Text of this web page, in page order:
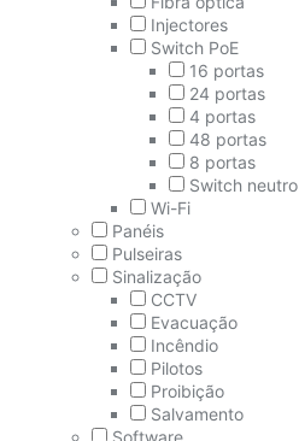
Injectores
Switch PoE
16 portas
24 portas
4 portas
48 portas
8 portas
Switch neutro
Wi-Fi
Panéis
Pulseiras
Sinalização
CCTV
Evacuação
Incêndio
Pilotos
Proibição
Salvamento